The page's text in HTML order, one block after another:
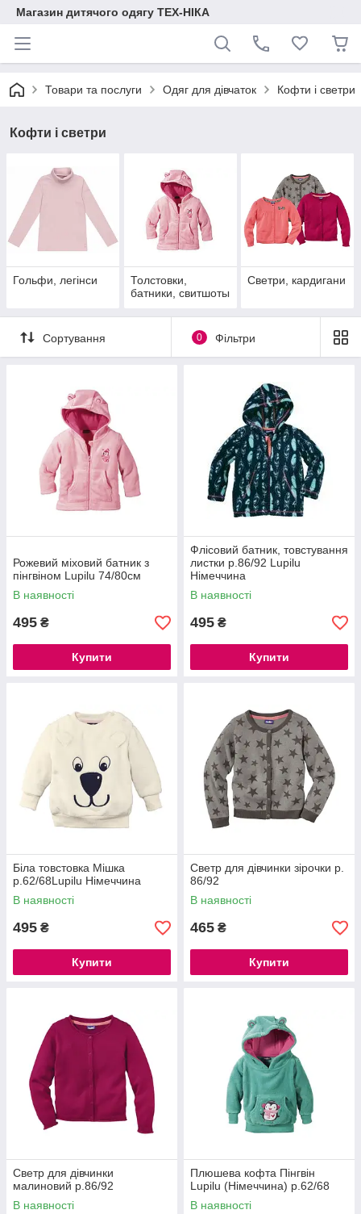
Магазин дитячого одягу ТЕХ-НІКА
Товари та послуги Одяг для дівчаток Кофти і светри
Кофти і светри
Гольфи, легінси
Толстовки,
батники, свитшоты
Светри, кардигани
Сортування 0 Фільтри
Рожевий міховий батник з
пінгвіном Lupilu 74/80см
В наявності
495 ₴
Купити
Флісовий батник, товстування
листки р.86/92 Lupilu
Німеччина
В наявності
495 ₴
Купити
Біла товстовка Мішка
р.62/68Lupilu Німеччина
В наявності
495 ₴
Купити
Светр для дівчинки зірочки р.
86/92
В наявності
465 ₴
Купити
Светр для дівчинки
малиновий р.86/92
В наявності
Плюшева кофта Пінгвін
Lupilu (Німеччина) р.62/68
В наявності